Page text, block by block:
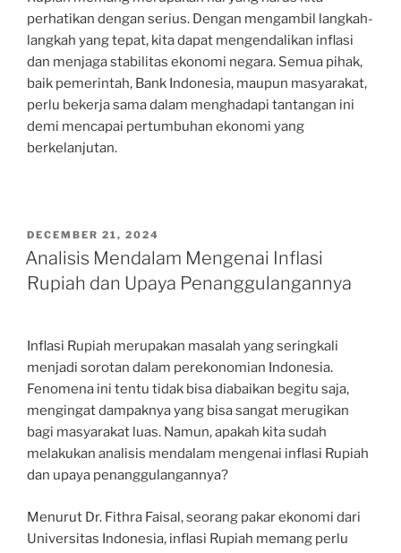
perhatikan dengan serius. Dengan mengambil langkah-
langkah yang tepat, kita dapat mengendalikan inflasi
dan menjaga stabilitas ekonomi negara. Semua pihak,
baik pemerintah, Bank Indonesia, maupun masyarakat,
perlu bekerja sama dalam menghadapi tantangan ini
demi mencapai pertumbuhan ekonomi yang
berkelanjutan.
POSTED
ON
DECEMBER 21, 2024
Analisis Mendalam Mengenai Inflasi
Rupiah dan Upaya Penanggulangannya
Inflasi Rupiah merupakan masalah yang seringkali
menjadi sorotan dalam perekonomian Indonesia.
Fenomena ini tentu tidak bisa diabaikan begitu saja,
mengingat dampaknya yang bisa sangat merugikan
bagi masyarakat luas. Namun, apakah kita sudah
melakukan analisis mendalam mengenai inflasi Rupiah
dan upaya penanggulangannya?
Menurut Dr. Fithra Faisal, seorang pakar ekonomi dari
Universitas Indonesia, inflasi Rupiah memang perlu